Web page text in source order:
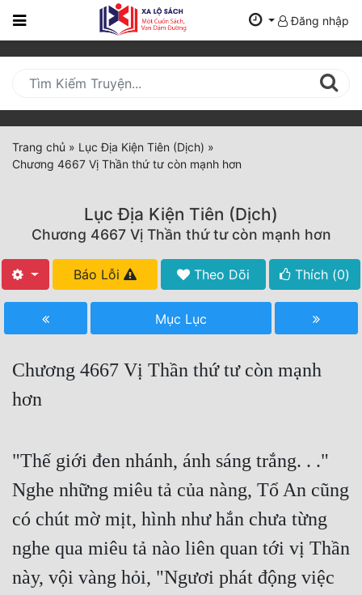
Trang
Mới
Cập
Nhật
(current)
Tất Cả
Hoàn Thành
Truyện Convert
Truyện Dịch
Truyện Nhập Môn
Truyện ngắn
Xa Lộ Dịch
Đăng nhập
Trang chủ » Lục Địa Kiện Tiên (Dịch) »
Chương 4667 Vị Thần thứ tư còn mạnh hơn
Lục Địa Kiện Tiên (Dịch)
Chương 4667 Vị Thần thứ tư còn mạnh hơn
Báo Lỗi Theo Dõi Thích (0)
Mục Lục
Chương 4667 Vị Thần thứ tư còn mạnh
hơn
"Thế giới đen nhánh, ánh sáng trắng. . ."
Nghe những miêu tả của nàng, Tổ An cũng
có chút mờ mịt, hình như hắn chưa từng
nghe qua miêu tả nào liên quan tới vị Thần
này, vội vàng hỏi, "Ngươi phát động việc